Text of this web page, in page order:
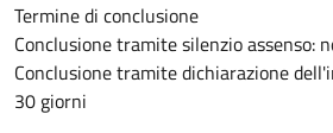
Termine di conclusione
Conclusione tramite silenzio assenso:
Conclusione tramite dichiarazione
30 giorni